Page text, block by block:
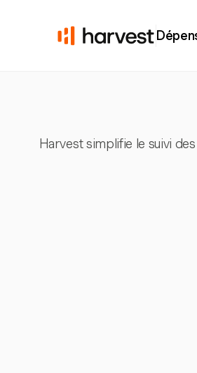
Harvest simplifie le suivi